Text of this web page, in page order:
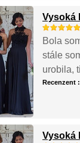
Vysoká
Bola
stále
urobila,
Recenzent
Vysoká